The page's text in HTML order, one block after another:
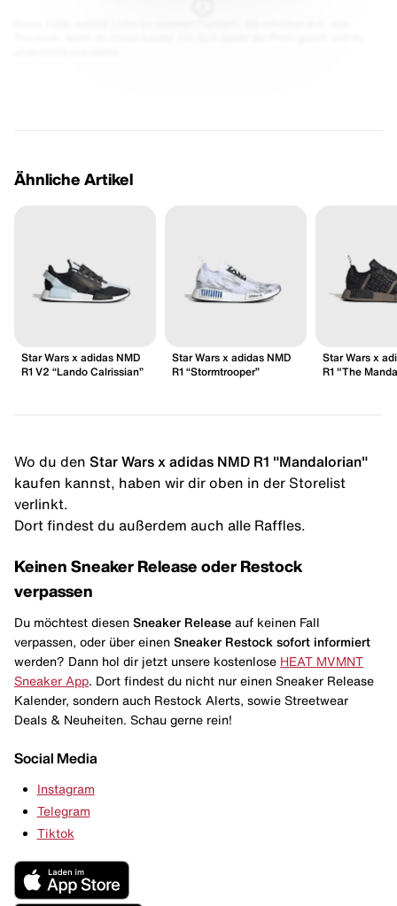
Ähnliche Artikel
Star Wars x adidas NMD
R1 V2 “Lando Calrissian”
Star Wars x adidas NMD
R1 “Stormtrooper”
Star Wars x
R1 "The
Wo du den Star Wars x adidas NMD R1 "Mandalorian"
kaufen kannst, haben wir dir oben in der Storelist
verlinkt.
Dort findest du außerdem auch alle Raffles.
Keinen Sneaker Release oder Restock
verpassen
Du möchtest diesen Sneaker Release auf keinen Fall
verpassen, oder über einen Sneaker Restock sofort informiert
werden? Dann hol dir jetzt unsere kostenlose HEAT MVMNT
Sneaker App . Dort findest du nicht nur einen Sneaker Release
Kalender, sondern auch Restock Alerts, sowie Streetwear
Deals & Neuheiten. Schau gerne rein!
Social Media
Instagram
Telegram
Tiktok